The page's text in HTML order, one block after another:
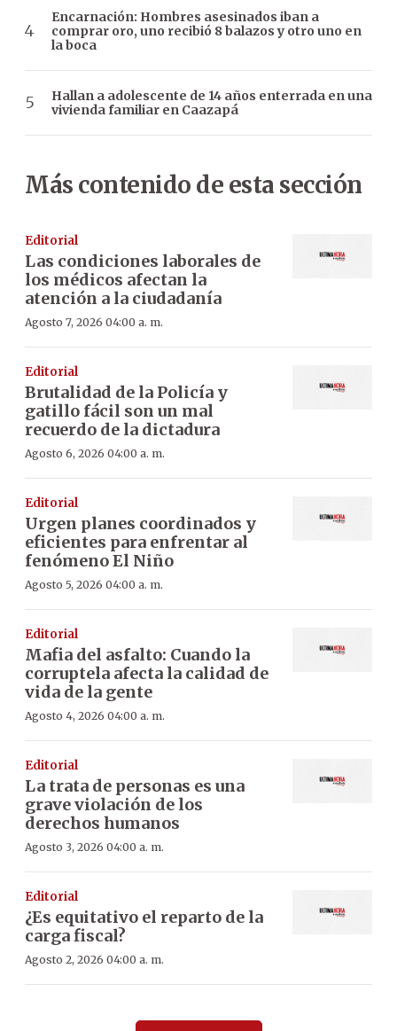
Encarnación: Hombres asesinados iban a
comprar oro, uno recibió 8 balazos y otro uno en
la boca
Hallan a adolescente de 14 años enterrada en una
vivienda familiar en Caazapá
Más contenido de esta sección
Editorial
Las condiciones laborales de
los médicos afectan la
atención a la ciudadanía
Agosto 7, 2026 04:00 a. m.
Editorial
Brutalidad de la Policía y
gatillo fácil son un mal
recuerdo de la dictadura
Agosto 6, 2026 04:00 a. m.
Editorial
Urgen planes coordinados y
eficientes para enfrentar al
fenómeno El Niño
Agosto 5, 2026 04:00 a. m.
Editorial
Mafia del asfalto: Cuando la
corruptela afecta la calidad de
vida de la gente
Agosto 4, 2026 04:00 a. m.
Editorial
La trata de personas es una
grave violación de los
derechos humanos
Agosto 3, 2026 04:00 a. m.
Editorial
¿Es equitativo el reparto de la
carga fiscal?
Agosto 2, 2026 04:00 a. m.